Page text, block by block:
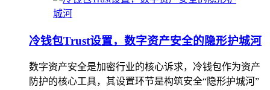
冷钱包Trust设置，数字资产安全的隐形护城河
数字资产安全是加密行业的核心诉求，冷钱包作为资产
防护的核心工具，其设置环节是构筑安全“隐形护城河”